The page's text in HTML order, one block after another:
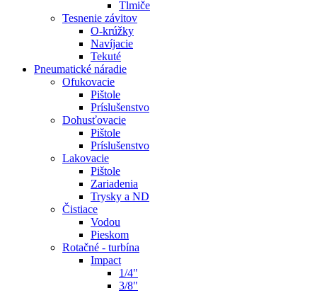
Tlmiče
Tesnenie závitov
O-krúžky
Navíjacie
Tekuté
Pneumatické náradie
Ofukovacie
Pištole
Príslušenstvo
Dohusťovacie
Pištole
Príslušenstvo
Lakovacie
Pištole
Zariadenia
Trysky a ND
Čistiace
Vodou
Pieskom
Rotačné - turbína
Impact
1/4"
3/8"